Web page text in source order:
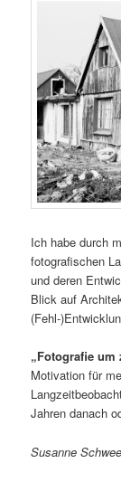
Ich habe durch
fotografischen
und deren
Blick auf
(Fehl-
„Fotografie um
Motivation für
Jahren danach
Susanne